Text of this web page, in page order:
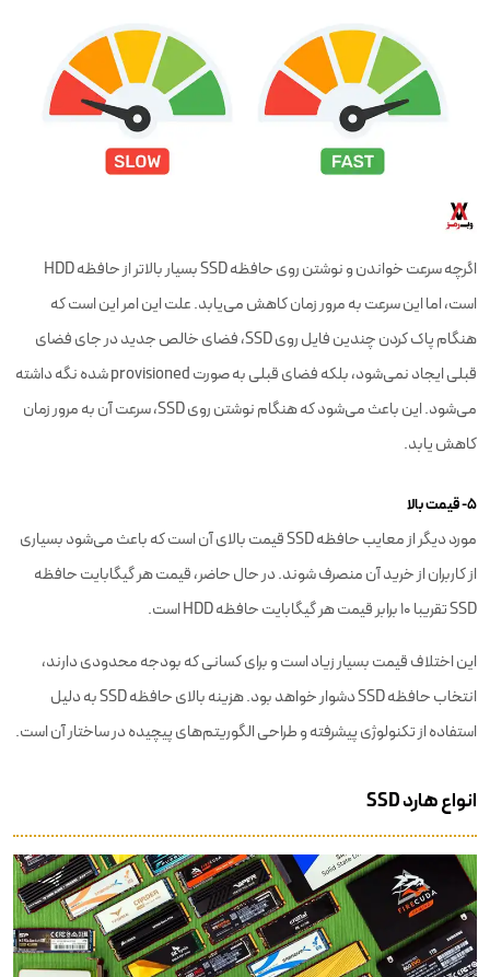
اگرچه سرعت خواندن و نوشتن روی حافظه SSD بسیار بالاتر از حافظه HDD
است، اما این سرعت به مرور زمان کاهش می‌یابد. علت این امر این است که
هنگام پاک کردن چندین فایل روی SSD، فضای خالص جدید در جای فضای
قبلی ایجاد نمی‌شود، بلکه فضای قبلی به صورت provisioned شده نگه داشته
می‌شود. این باعث می‌شود که هنگام نوشتن روی SSD، سرعت آن به مرور زمان
کاهش یابد.
۵- قیمت بالا
مورد دیگر از معایب حافظه SSD قیمت بالای آن است که باعث می‌شود بسیاری
از کاربران از خرید آن منصرف شوند. در حال حاضر، قیمت هر گیگابایت حافظه
SSD تقریبا ۱۰ برابر قیمت هر گیگابایت حافظه HDD است.
این اختلاف قیمت بسیار زیاد است و برای کسانی که بودجه محدودی دارند،
انتخاب حافظه SSD دشوار خواهد بود. هزینه بالای حافظه SSD به دلیل
استفاده از تکنولوژی پیشرفته و طراحی الگوریتم‌های پیچیده در ساختار آن است.
انواع هارد SSD